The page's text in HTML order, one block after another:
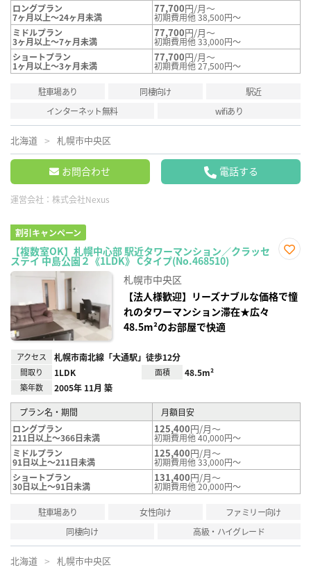
ロングプラン
7ヶ月以上～24ヶ月未満
77,700円/月～
初期費用他 38,500円～
ミドルプラン
3ヶ月以上～7ヶ月未満
77,700円/月～
初期費用他 33,000円～
ショートプラン
1ヶ月以上～3ヶ月未満
77,700円/月～
初期費用他 27,500円～
駐車場あり 同棲向け
駅近
インターネット無料
wifiあり
北海道 札幌市中央区
お問合わせ 電話する
運営会社： 株式会社Nexus
割引キャンペーン
【複数室OK】札幌中心部 駅近タワーマンション／クラッセ
ステイ 中島公園２《1LDK》 Cタイプ(No.468510)
録
札幌市中央区
【法人様歓迎】リーズナブルな価格で憧
れのタワーマンション滞在★広々
48.5m²のお部屋で快適
アクセス 札幌市南北線「大通駅」徒歩12分
間取り 1LDK 面積 48.5m²
築年数 2005年 11月 築
プラン名・期間
月額目安
ロングプラン
211日以上～366日未満
125,400円/月～
初期費用他 40,000円～
ミドルプラン
91日以上～211日未満
125,400円/月～
初期費用他 33,000円～
ショートプラン
30日以上～91日未満
131,400円/月～
初期費用他 20,000円～
駐車場あり 女性向け
ファミリー向け
同棲向け
高級・ハイグレード
北海道 札幌市中央区